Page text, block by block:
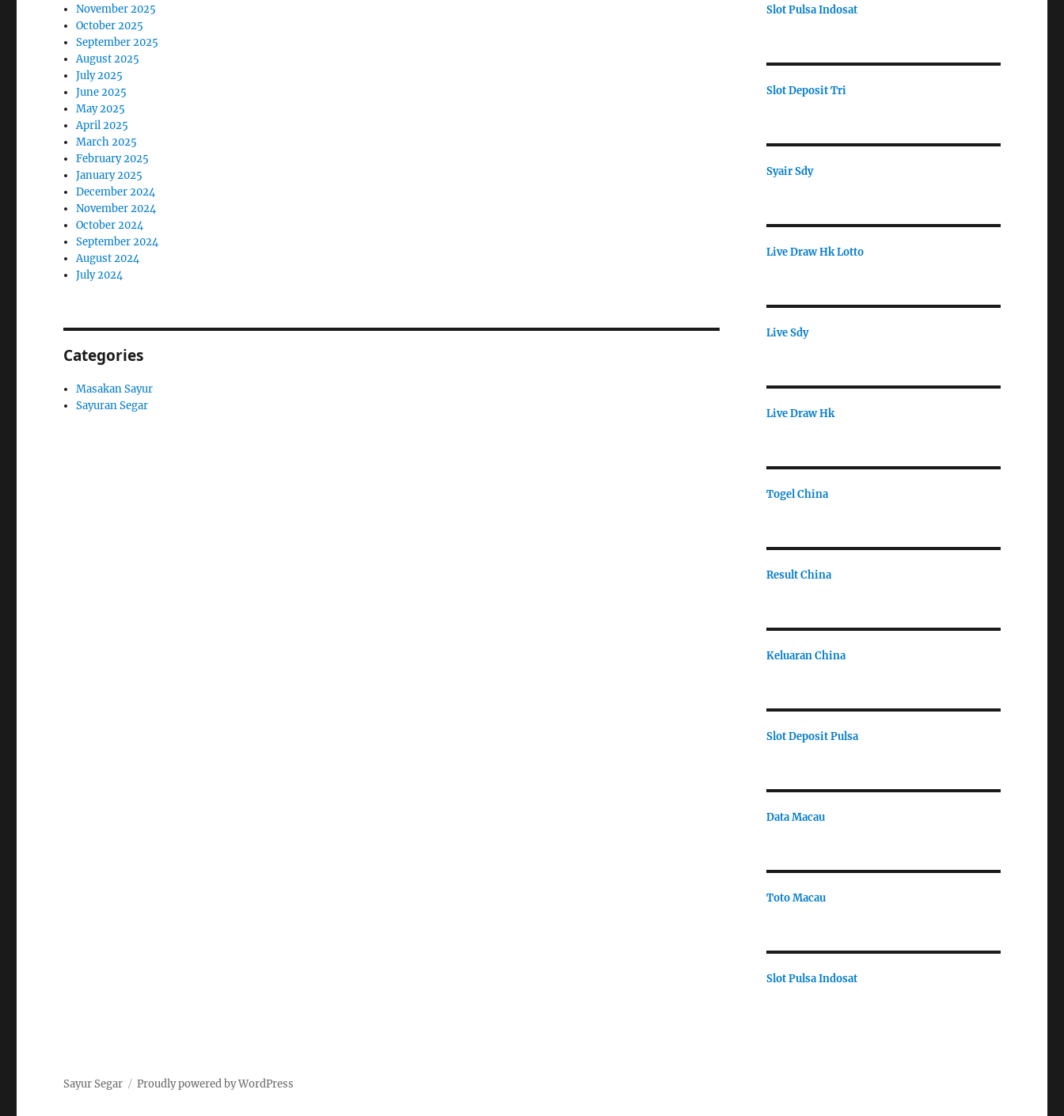
November 2025
October 2025
September 2025
August 2025
July 2025
June 2025
May 2025
April 2025
March 2025
February 2025
January 2025
December 2024
November 2024
October 2024
September 2024
August 2024
July 2024
Categories
Masakan Sayur
Sayuran Segar
Slot Pulsa Indosat
Slot Deposit Tri
Syair Sdy
Live Draw Hk Lotto
Live Sdy
Live Draw Hk
Togel China
Result China
Keluaran China
Slot Deposit Pulsa
Data Macau
Toto Macau
Slot Pulsa Indosat
Sayur Segar Proudly powered by WordPress